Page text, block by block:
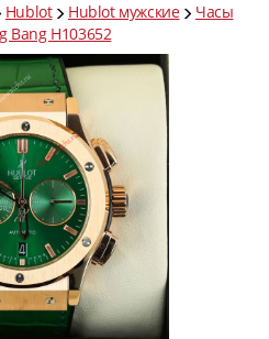
Hublot Hublot мужские
Часы
Bang H103652